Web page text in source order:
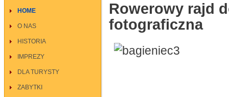
HOME
O NAS
HISTORIA
IMPREZY
DLA TURYSTY
ZABYTKI
Rowerowy rajd
fotograficzna